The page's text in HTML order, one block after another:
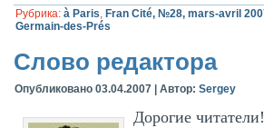
Рубрика: à Paris, Fran Cité, №28, mars-avril
Germain-des-Prés
Слово редактора
Опубликовано 03.04.2007 |Автор: Sergey
Дорогие читатели!